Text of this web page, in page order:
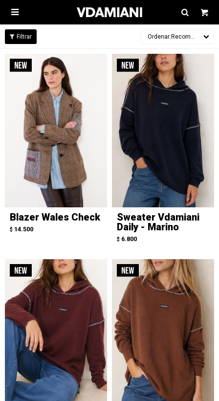

Recomendados
Blazer Wales Check
$ 14.500
Sweater Vdamiani
Daily - Marino
$ 6.800